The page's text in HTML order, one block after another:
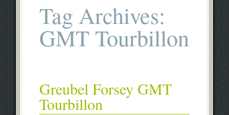
Tag Archives:
GMT Tourbillon
Greubel Forsey GMT
Tourbillon